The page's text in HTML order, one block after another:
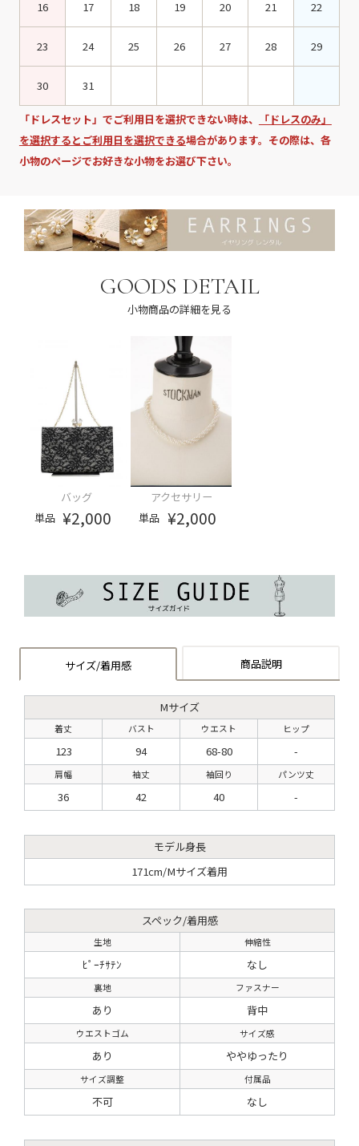
16 17 18 19 20 21 22
23 24 25 26 27 28 29
30 31
「ドレスセット」でご利用日を選択できない時は、
「ドレスのみ」
を選択するとご利用日を選択できる場合があります。その際は、各
小物のページでお好きな小物をお選び下さい。
GOODS DETAIL
小物商品の詳細を見る
バッグ
単品 ¥2,000
アクセサリー
単品 ¥2,000
サイズ/着用感 商品説明
Mサイズ
着丈 バスト ウエスト ヒップ
123 94 68-80 -
肩幅 袖丈 袖回り パンツ丈
36 42 40 -
モデル身長
171cm/Mサイズ着用
スペック/着用感
生地 伸縮性
ﾋﾟｰﾁｻﾃﾝ なし
裏地 ファスナー
あり 背中
ウエストゴム サイズ感
あり ややゆったり
サイズ調整 付属品
不可 なし